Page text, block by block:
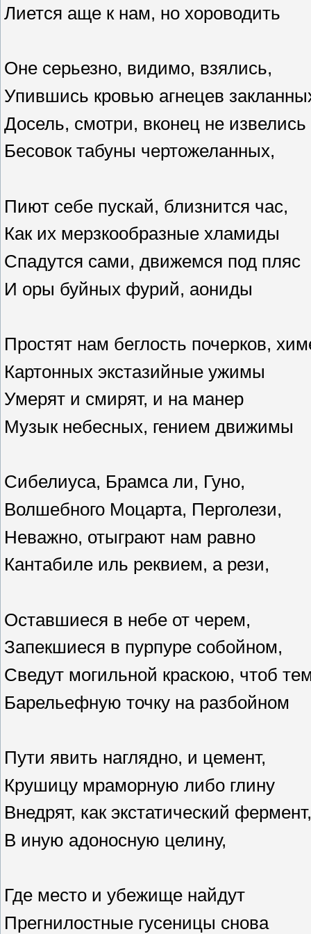
Лиется аще к нам, но хороводить
Оне серьезно, видимо, взялись,
Упившись кровью агнецев
Досель, смотри, вконец не извелись
Бесовок табуны чертожеланных,
Пиют себе пускай, близнится час,
Как их мерзкообразные хламиды
Спадутся сами, движемся под пляс
И оры буйных фурий, аониды
Простят нам беглость почерков,
Картонных экстазийные ужимы
Умерят и смирят, и на манер
Музык небесных, гением движимы
Сибелиуса, Брамса ли, Гуно,
Волшебного Моцарта, Перголези,
Неважно, отыграют нам равно
Кантабиле иль реквием, а рези,
Оставшиеся в небе от черем,
Запекшиеся в пурпуре собойном,
Сведут могильной краскою, чтоб
Барельефную точку на разбойном
Пути явить наглядно, и цемент,
Крушицу мраморную либо глину
Внедрят, как экстатический фермент,
В иную адоносную целину,
Где место и убежище найдут
Прегнилостные гусеницы снова